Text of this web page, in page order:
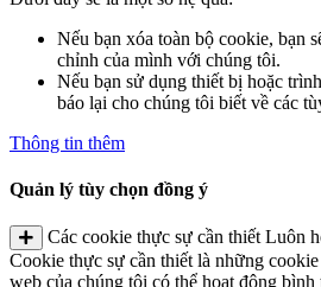
Nếu bạn xóa toàn bộ cookie, bạn
chỉnh của mình với chúng tôi.
Nếu bạn sử dụng thiết bị hoặc
báo lại cho chúng tôi biết về các
Thông tin thêm
Quản lý tùy chọn đồng ý
Các cookie thực sự cần thiết Luôn
Cookie thực sự cần thiết là những
web của chúng tôi có thể hoạt động